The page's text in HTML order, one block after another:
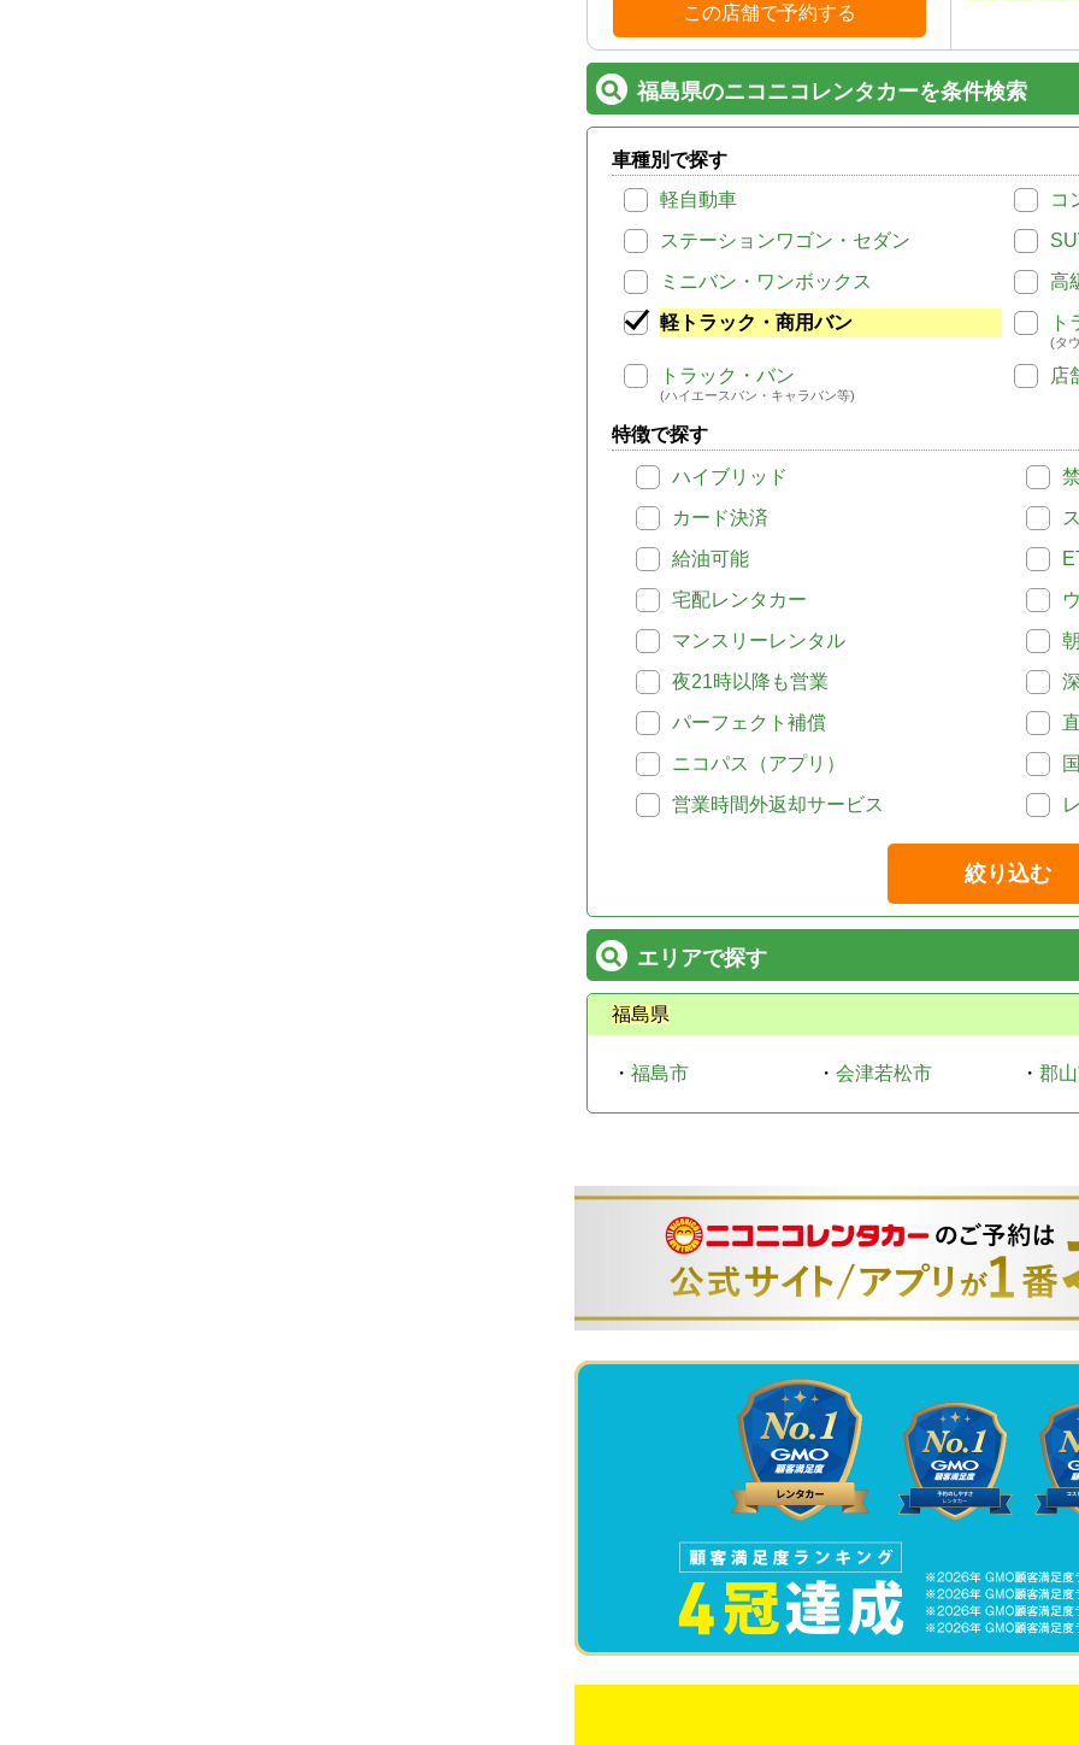
この店舗で予約する
福島県のニコニコレンタカーを条件検索
車種別で探す
軽自動車
コ
ステーションワゴン・セダン
ミニバン・ワンボックス
高
軽トラック・商用バン
ト
(タ
トラック・バン
(ハイエースバン・キャラバン等)
店
特徴で探す
ハイブリッド
カード決済
給油可能
宅配レンタカー
マンスリーレンタル
夜21時以降も営業
パーフェクト補償
ニコパス（アプリ）
営業時間外返却サービス
絞り込む
エリアで探す
福島県
・ 福島市 ・ 会津若松市 ・ 郡